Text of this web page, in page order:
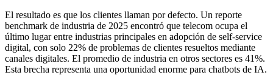
El resultado es que los clientes llaman por defecto. Un reporte
benchmark de industria de 2025 encontró que telecom ocupa el
último lugar entre industrias principales en adopción de self-service
digital, con solo 22% de problemas de clientes resueltos mediante
canales digitales. El promedio de industria en otros sectores es 41%.
Esta brecha representa una oportunidad enorme para chatbots de IA.